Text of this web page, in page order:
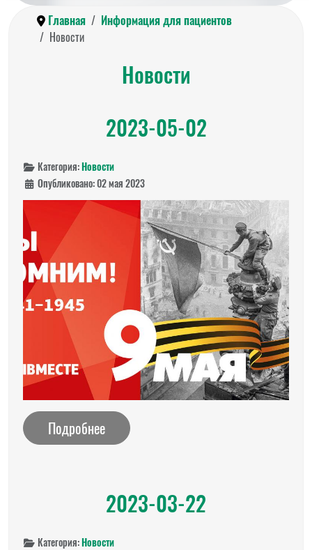
Главная
Информация для пациентов
Новости
Новости
2023-05-02
Категория:Новости
Опубликовано: 02 мая 2023
Подробнее
2023-03-22
Категория:Новости